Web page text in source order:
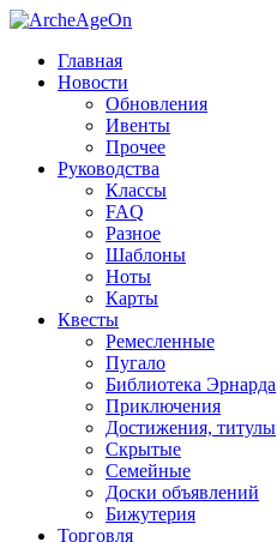
Главная
Новости
Обновления
Ивенты
Прочее
Руководства
Классы
FAQ
Разное
Шаблоны
Ноты
Карты
Квесты
Ремесленные
Пугало
Библиотека Эрнарда
Приключения
Достижения, титулы
Скрытые
Семейные
Доски объявлений
Бижутерия
Торговля